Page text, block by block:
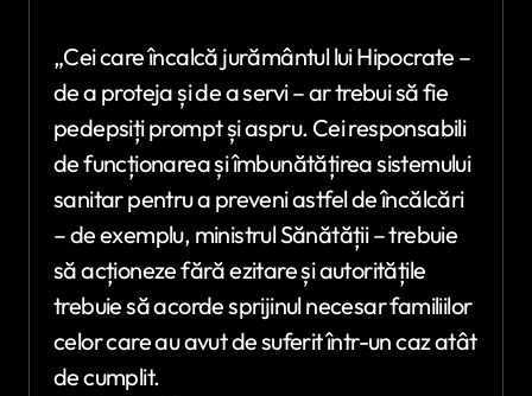
„Cei care încalcă jurământul lui Hipocrate –
de a proteja și de a servi – ar trebui să fie
pedepsiți prompt și aspru. Cei responsabili
de funcționarea și îmbunătățirea sistemului
sanitar pentru a preveni astfel de încălcări
– de exemplu, ministrul Sănătății – trebuie
să acționeze fără ezitare și autoritățile
trebuie să acorde sprijinul necesar familiilor
celor care au avut de suferit într-un caz atât
de cumplit.